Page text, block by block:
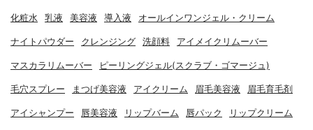
化粧水 乳液 美容液 導入液 オールインワンジェル・クリーム
ナイトパウダー クレンジング 洗顔料 アイメイクリムーバー
マスカラリムーバー ピーリングジェル(スクラブ・ゴマージュ)
毛穴スプレー まつげ美容液 アイクリーム 眉毛美容液 眉毛育毛剤
アイシャンプー 唇美容液 リップバーム 唇パック リップクリーム